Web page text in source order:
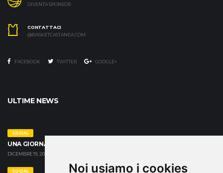
Noi usiamo i cookies
DIVENTA SPONSOR
CONTATTACI
@BASKETCASTANEA.COM
FACEBOOK TWITTER GOOGLE+
ULTIME NEWS
SOCIAL
UNA GIORNATA SPECIALE ALLA CASA FAMIGLIA CRISTO RE
DICEMBRE 19, 2024
SOCIAL